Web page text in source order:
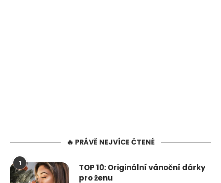
🔥 PRÁVĚ NEJVÍCE ČTENÉ
1
TOP 10: Originální vánoční dárky
pro ženu